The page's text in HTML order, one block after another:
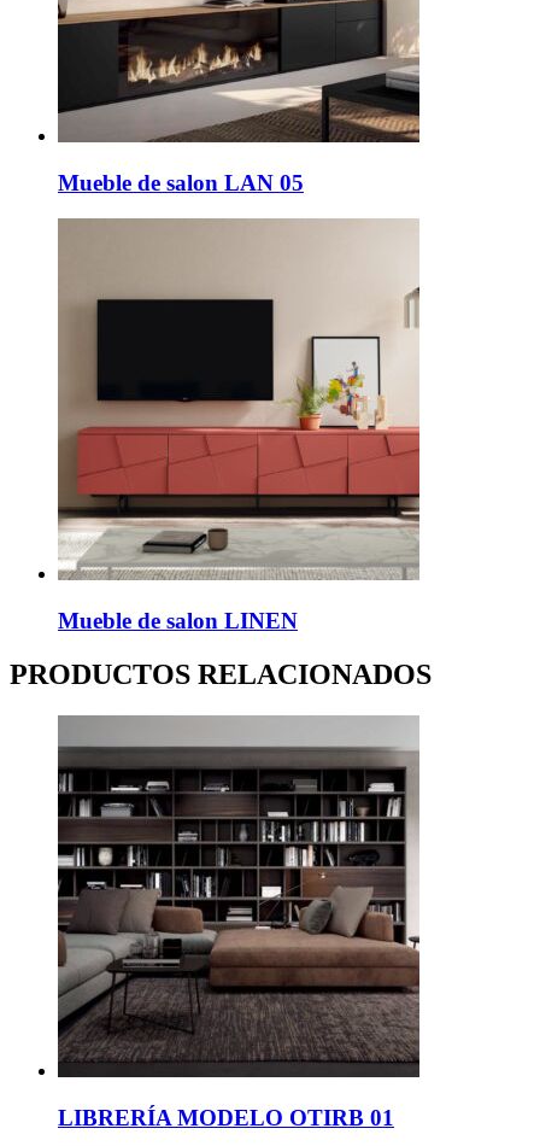
Mueble de salon LAN 05
Mueble de salon LINEN
PRODUCTOS RELACIONADOS
LIBRERÍA MODELO OTIRB 01